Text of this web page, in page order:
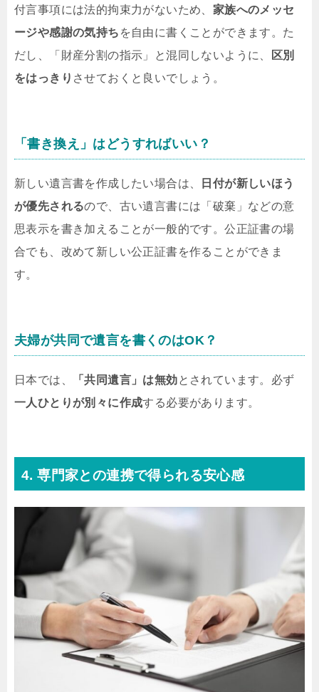
付言事項には法的拘束力がないため、 家族へのメッセ
ージや感謝の気持ち を自由に書くことができます。た
だし、「財産分割の指示」と混同しないように、
区別
をはっきり させておくと良いでしょう。
「書き換え」はどうすればいい？
新しい遺言書を作成したい場合は、
日付が新しいほう
が優先されるので、古い遺言書には「破棄」などの意
思表示を書き加えることが一般的です。公正証書の場
合でも、改めて新しい公正証書を作ることができま
す。
夫婦が共同で遺言を書くのはOK？
日本では、 「共同遺言」は無効とされています。必ず
一人ひとりが別々に作成する必要があります。
4. 専門家との連携で得られる安心感